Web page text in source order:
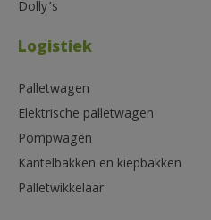
Dolly’s
Logistiek
Palletwagen
Elektrische palletwagen
Pompwagen
Kantelbakken en kiepbakken
Palletwikkelaar